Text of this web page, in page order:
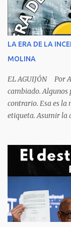
cogiendo todo lo
sola, la mesa
orden y el
rostro rasgos de
recuento de lo
LA ERA DE LA
MOLINA
EL AGUIJÓN Por
cambiado. Algunos
contrario. Esa es la
etiqueta. Asumir la
obliga a los
responsables para
las instituciones. El
repercutir en la de
soledad. Un soplo
relación sólida
base a la